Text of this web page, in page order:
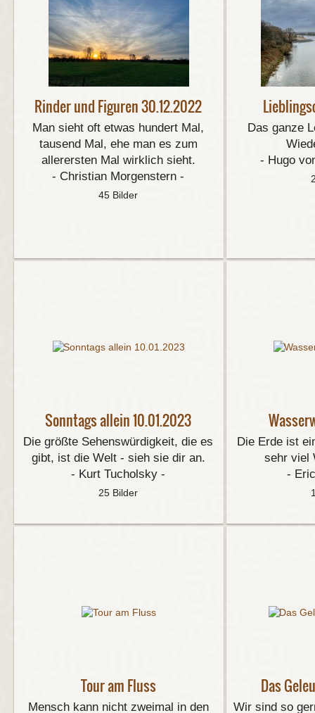
Rinder und Figuren 30.12.2022
Man sieht oft etwas hundert Mal,
tausend Mal, ehe man es zum
allerersten Mal wirklich sieht.
- Christian Morgenstern -
45 Bilder
Das ganze
- Hugo
Sonntags allein 10.01.2023
Die größte Sehenswürdigkeit, die es
gibt, ist die Welt - sieh sie dir an.
- Kurt Tucholsky -
25 Bilder
Die Erde ist
sehr viel
-
Tour am Fluss
Mensch kann nicht zweimal in den
Das
Wir sind so